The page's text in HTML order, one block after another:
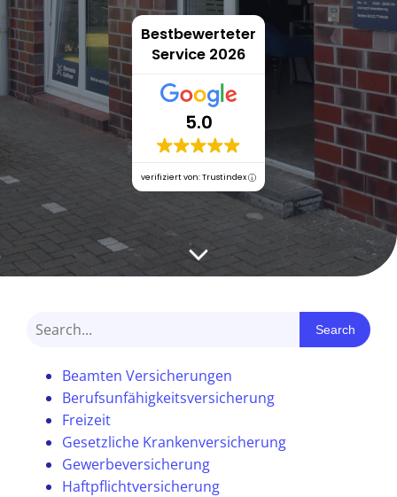
Bestbewerteter
Service 2026
5.0
verifiziert von: Trustindex
Search
Beamten Versicherungen
Berufsunfähigkeitsversicherung
Freizeit
Gesetzliche Krankenversicherung
Gewerbeversicherung
Haftpflichtversicherung